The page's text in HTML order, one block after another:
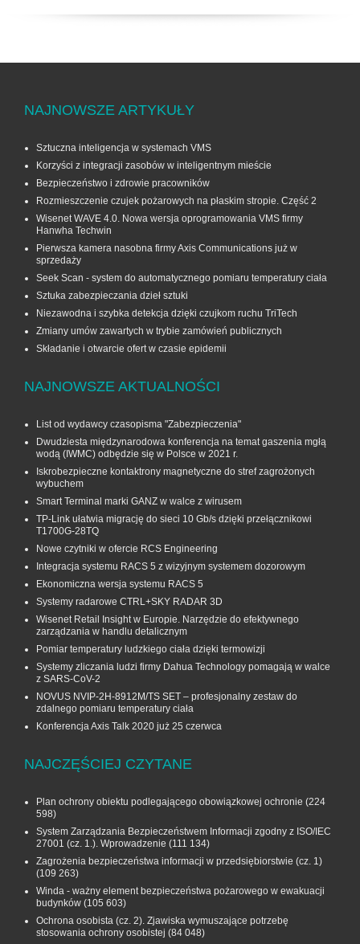
NAJNOWSZE ARTYKUŁY
Sztuczna inteligencja w systemach VMS
Korzyści z integracji zasobów w inteligentnym mieście
Bezpieczeństwo i zdrowie pracowników
Rozmieszczenie czujek pożarowych na płaskim stropie. Część 2
Wisenet WAVE 4.0. Nowa wersja oprogramowania VMS firmy
Hanwha Techwin
Pierwsza kamera nasobna firmy Axis Communications już w
sprzedaży
Seek Scan - system do automatycznego pomiaru temperatury ciała
Sztuka zabezpieczania dzieł sztuki
Niezawodna i szybka detekcja dzięki czujkom ruchu TriTech
Zmiany umów zawartych w trybie zamówień publicznych
Składanie i otwarcie ofert w czasie epidemii
NAJNOWSZE AKTUALNOŚCI
List od wydawcy czasopisma "Zabezpieczenia"
Dwudziesta międzynarodowa konferencja na temat gaszenia mgłą
wodą (IWMC) odbędzie się w Polsce w 2021 r.
Iskrobezpieczne kontaktrony magnetyczne do stref zagrożonych
wybuchem
Smart Terminal marki GANZ w walce z wirusem
TP-Link ułatwia migrację do sieci 10 Gb/s dzięki przełącznikowi
T1700G‑28TQ
Nowe czytniki w ofercie RCS Engineering
Integracja systemu RACS 5 z wizyjnym systemem dozorowym
Ekonomiczna wersja systemu RACS 5
Systemy radarowe CTRL+SKY RADAR 3D
Wisenet Retail Insight w Europie. Narzędzie do efektywnego
zarządzania w handlu detalicznym
Pomiar temperatury ludzkiego ciała dzięki termowizji
Systemy zliczania ludzi firmy Dahua Technology pomagają w walce
z SARS-CoV-2
NOVUS NVIP-2H-8912M/TS SET – profesjonalny zestaw do
zdalnego pomiaru temperatury ciała
Konferencja Axis Talk 2020 już 25 czerwca
NAJCZĘŚCIEJ CZYTANE
Plan ochrony obiektu podlegającego obowiązkowej ochronie (224
598)
System Zarządzania Bezpieczeństwem Informacji zgodny z ISO/IEC
27001 (cz. 1.). Wprowadzenie (111 134)
Zagrożenia bezpieczeństwa informacji w przedsiębiorstwie (cz. 1)
(109 263)
Winda - ważny element bezpieczeństwa pożarowego w ewakuacji
budynków (105 603)
Ochrona osobista (cz. 2). Zjawiska wymuszające potrzebę
stosowania ochrony osobistej (84 048)